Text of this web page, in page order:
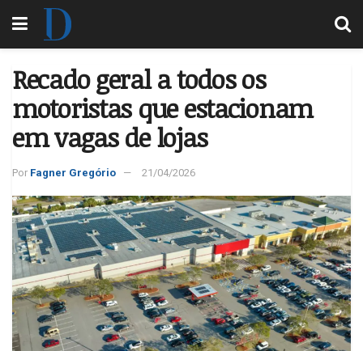
Recado geral a todos os
motoristas que estacionam
em vagas de lojas
Por Fagner Gregório 21/04/2026